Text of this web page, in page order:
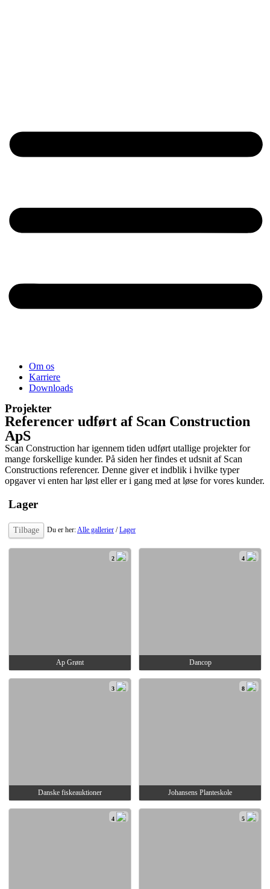
Om os
Karriere
Downloads
Projekter
Referencer udført af Scan Construction
ApS
Scan Construction har igennem tiden udført utallige projekter for
mange forskellige kunder. På siden her findes et udsnit af Scan
Constructions referencer. Denne giver et indblik i hvilke typer
opgaver vi enten har løst eller er i gang med at løse for vores kunder.
Lager
Tilbage Du er her: Alle gallerier /Lager
Ap Grønt
2
Dancop
4
Danske fiskeauktioner
3
Johansens Planteskole
8
4 5